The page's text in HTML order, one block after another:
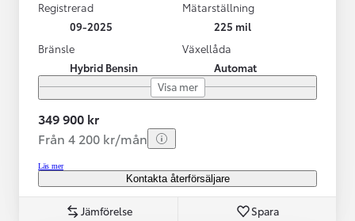
Registrerad
09-2025
Mätarställning
225 mil
Bränsle
Hybrid Bensin
Växellåda
Automat
Visa mer
349 900 kr
Från 4 200 kr/mån
Läs mer
Kontakta återförsäljare
Jämförelse Spara